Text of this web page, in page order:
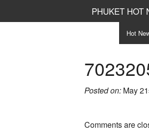
PHUKET HOT
Hot
Posted on: May
Comments are